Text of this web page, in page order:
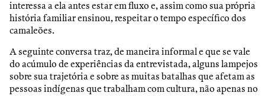
interessa a ela antes estar em fluxo e, assim como sua própria
história familiar ensinou, respeitar o tempo específico dos
camaleões.
A seguinte conversa traz, de maneira informal e que se vale
do acúmulo de experiências da entrevistada, alguns lampejos
sobre sua trajetória e sobre as muitas batalhas que afetam as
pessoas indígenas que trabalham com cultura, não apenas no